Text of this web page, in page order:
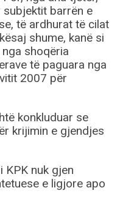
subjektit barrën e
të ardhurat të cilat
shume, kanë si
shoqëria
të paguara nga
2007 për
konkluduar se
krijimin e gjendjes
KPK nuk gjen
e ligjore apo